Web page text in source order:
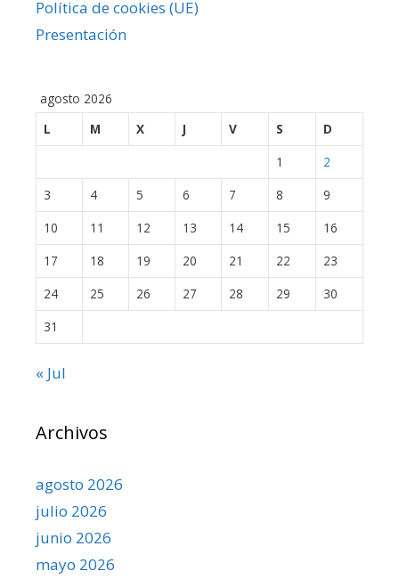
Política de cookies (UE)
Presentación
agosto 2026
L
M X J V S
D
1
2
3
4 5 6 7 8
9
10
11 12 13 14 15
16
17
18 19 20 21 22
23
24
25 26 27 28 29
30
31
« Jul
Archivos
agosto 2026
julio 2026
junio 2026
mayo 2026